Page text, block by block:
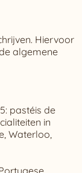
Hiervoor
algemene
pastéis de
in
Waterloo,